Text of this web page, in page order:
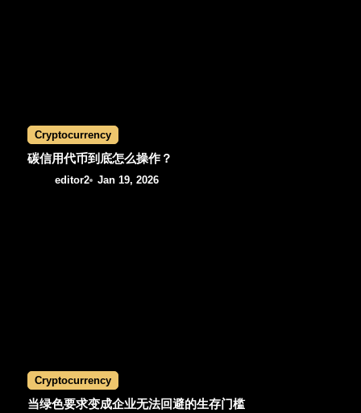
i
o
Cryptocurrency
碳信用代币到底怎么操作？
editor2 Jan 19, 2026
Cryptocurrency
当绿色要求变成企业无法回避的生存门槛